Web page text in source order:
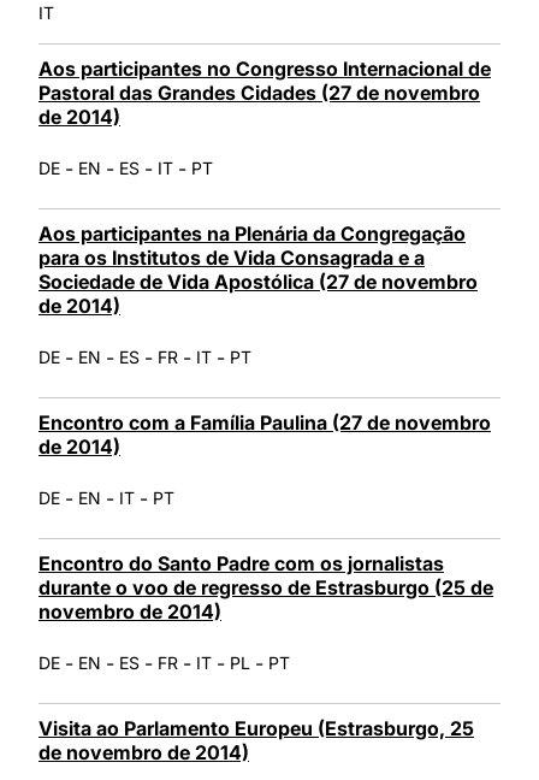
IT
Aos participantes no Congresso Internacional de
Pastoral das Grandes Cidades (27 de novembro
de 2014)
DE - EN - ES - IT - PT
Aos participantes na Plenária da Congregação
para os Institutos de Vida Consagrada e a
Sociedade de Vida Apostólica (27 de novembro
de 2014)
DE - EN - ES - FR - IT - PT
Encontro com a Família Paulina (27 de novembro
de 2014)
DE - EN - IT - PT
Encontro do Santo Padre com os jornalistas
durante o voo de regresso de Estrasburgo (25 de
novembro de 2014)
DE - EN - ES - FR - IT - PL - PT
Visita ao Parlamento Europeu (Estrasburgo, 25
de novembro de 2014)